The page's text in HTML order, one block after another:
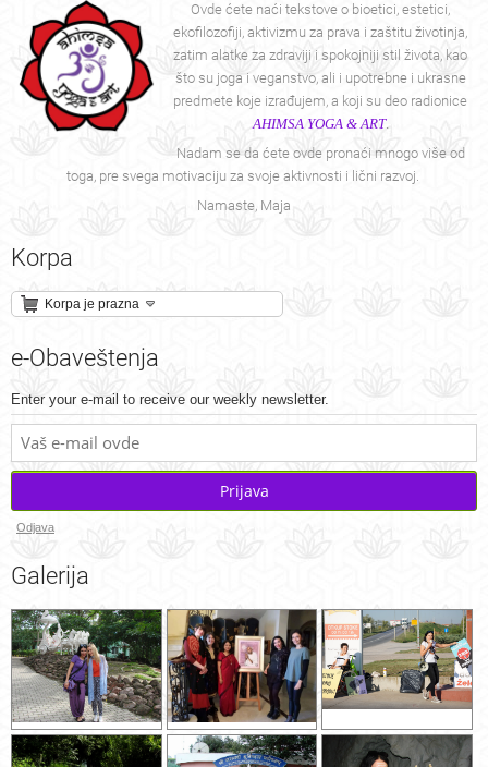
Ovde ćete naći tekstove o bioetici, estetici,
ekofilozofiji, aktivizmu za prava i zaštitu životinja,
zatim alatke za zdraviji i spokojniji stil života, kao
što su joga i veganstvo, ali i upotrebne i ukrasne
predmete koje izrađujem, a koji su deo radionice
AHIMSA YOGA & ART.
Nadam se da ćete ovde pronaći mnogo više od
toga, pre svega motivaciju za svoje aktivnosti i lični razvoj.
Namaste, Maja
Korpa
Korpa je prazna
e-Obaveštenja
Enter your e-mail to receive our weekly newsletter.
Prijava
Odjava
Galerija